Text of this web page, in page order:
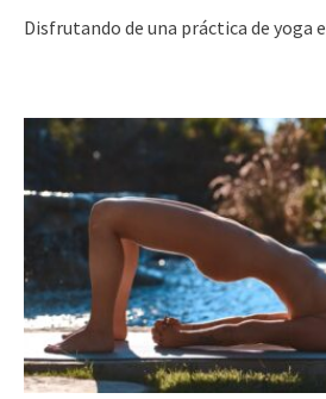
Disfrutando de una práctica de yoga